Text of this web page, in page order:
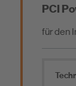
PCI
für den